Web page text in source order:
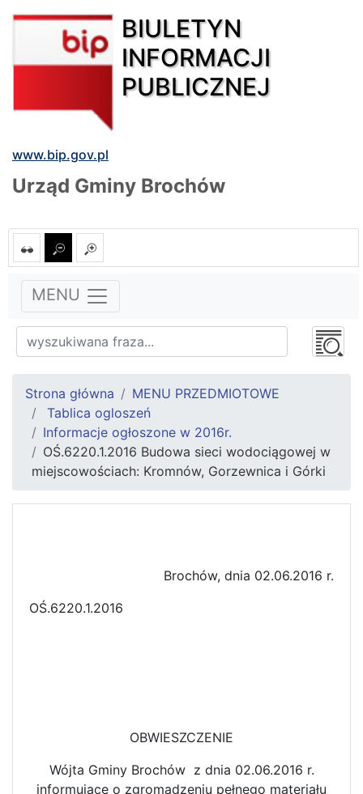
BIULETYN
INFORMACJI
PUBLICZNEJ
www.bip.gov.pl
Urząd Gminy Brochów
MENU
Strona główna
MENU PRZEDMIOTOWE
Tablica ogloszeń
Informacje ogłoszone w 2016r.
OŚ.6220.1.2016 Budowa sieci wodociągowej w
miejscowościach: Kromnów, Gorzewnica i Górki
Brochów, dnia 02.06.2016 r.
OŚ.6220.1.2016
OBWIESZCZENIE
Wójta Gminy Brochów z dnia 02.06.2016 r.
informujące o zgromadzeniu pełnego materiału